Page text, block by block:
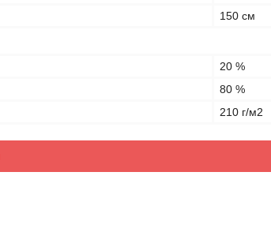
150 см
20 %
80 %
210 г/м2